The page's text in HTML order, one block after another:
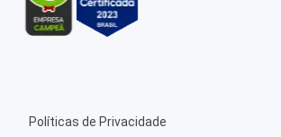
Políticas de Privacidade